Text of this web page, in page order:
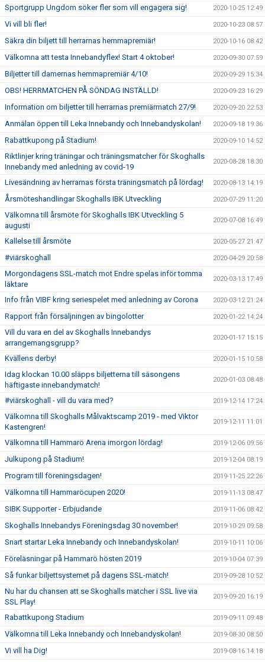
Sportgrupp Ungdom söker fler som vill engagera sig! 2020-10-25 12:49
Vi vill bli fler! 2020-10-23 08:57
Säkra din biljett till herrarnas hemmapremiär! 2020-10-16 08:42
Välkomna att testa Innebandyflex! Start 4 oktober! 2020-09-30 07:59
Biljetter till damernas hemmapremiär 4/10! 2020-09-29 15:34
OBS! HERRMATCHEN PÅ SÖNDAG INSTÄLLD! 2020-09-23 16:29
Information om biljetter till herrarnas premiärmatch 27/9! 2020-09-20 22:53
Anmälan öppen till Leka Innebandy och Innebandyskolan! 2020-09-18 19:36
Rabattkupong på Stadium! 2020-09-10 14:52
Riktlinjer kring träningar och träningsmatcher för Skoghalls
Innebandy med anledning av covid-19
2020-08-28 18:30
Livesändning av herrarnas första träningsmatch på lördag! 2020-08-13 14:19
Årsmöteshandlingar Skoghalls IBK Utveckling 2020-07-29 11:20
Välkomna till årsmöte för Skoghalls IBK Utveckling 5
augusti
2020-07-08 16:49
Kallelse till årsmöte 2020-05-27 21:47
#viärskoghall 2020-04-29 20:58
Morgondagens SSL-match mot Endre spelas inför tomma
läktare
2020-03-13 17:49
Info från VIBF kring seriespelet med anledning av Corona 2020-03-12 21:24
Rapport från försäljningen av bingolotter 2020-01-22 14:24
Vill du vara en del av Skoghalls Innebandys
arrangemangsgrupp?
2020-01-17 15:15
Kvällens derby! 2020-01-15 10:58
Idag klockan 10.00 släpps biljetterna till säsongens
häftigaste innebandymatch!
2020-01-03 08:48
#viärskoghall - vill du vara med? 2019-12-14 17:24
Välkomna till Skoghalls Målvaktscamp 2019 - med Viktor
Kastengren!
2019-12-11 11:01
Välkomna till Hammarö Arena imorgon lördag! 2019-12-06 09:56
Julkupong på Stadium! 2019-12-04 08:19
Program till föreningsdagen! 2019-11-25 22:26
Välkomna till Hammaröcupen 2020! 2019-11-13 08:47
SIBK Supporter - Erbjudande 2019-11-06 08:42
Skoghalls Innebandys Föreningsdag 30 november! 2019-10-29 09:58
Snart startar Leka Innebandy och Innebandyskolan! 2019-10-11 10:06
Föreläsningar på Hammarö hösten 2019 2019-10-04 07:39
Så funkar biljettsystemet på dagens SSL-match! 2019-09-28 10:52
Nu har du chansen att se Skoghalls matcher i SSL live via
SSL Play!
2019-09-20 16:19
Rabattkupong Stadium 2019-09-11 09:48
Välkomna till Leka Innebandy och Innebandyskolan! 2019-08-30 08:50
Vi vill ha Dig! 2019-08-16 14:18